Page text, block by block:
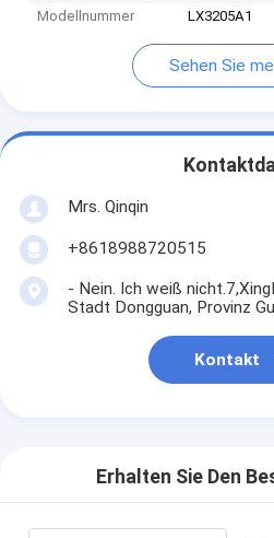
Modellnummer
LX3205A1
Sehen Sie
Mrs. Qinqin
+8618988720515
- Nein. Ich weiß
Stadt Dongguan, Provinz
Kontakt
Erhalten Sie Den